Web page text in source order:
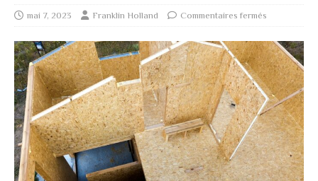
mai 7, 2023 Franklin Holland Commentaires fermés